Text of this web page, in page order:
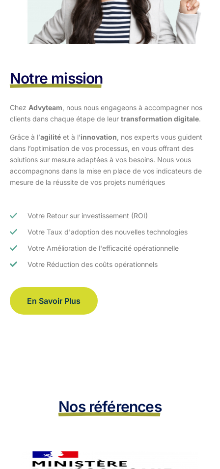
Notre mission
Chez Advyteam , nous nous engageons à accompagner nos
clients dans chaque étape de leur transformation digitale.
Grâce à l’agilité et à l’innovation , nos experts vous guident
dans l’optimisation de vos processus, en vous offrant des
solutions sur mesure adaptées à vos besoins. Nous vous
accompagnons dans la mise en place de vos indicateurs de
mesure de la réussite de vos projets numériques
Votre Retour sur investissement (ROI)
Votre Taux d'adoption des nouvelles technologies
Votre Amélioration de l'efficacité opérationnelle
Votre Réduction des coûts opérationnels
En Savoir Plus
Nos références